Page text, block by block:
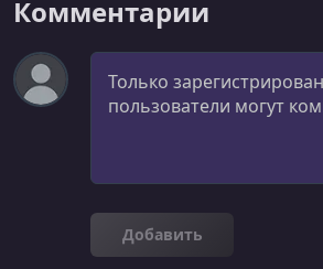
Комментарии
Комментарий
Добавить